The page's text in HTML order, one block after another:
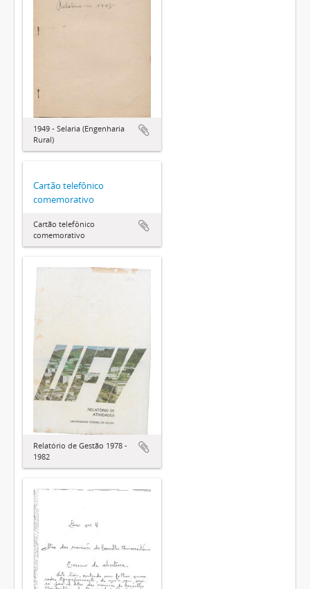
1949 - Selaria (Engenharia
Rural)
Cartão telefônico
comemorativo
Cartão telefônico
comemorativo
Relatório de Gestão 1978 -
1982